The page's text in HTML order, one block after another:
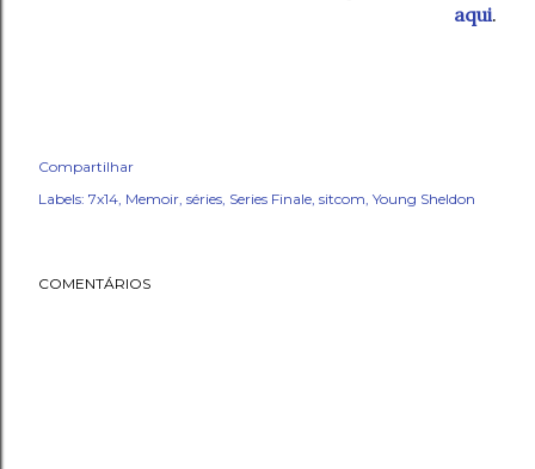
aqui.
Compartilhar
Labels: 7x14 Memoir séries Series Finale sitcom Young Sheldon
COMENTÁRIOS